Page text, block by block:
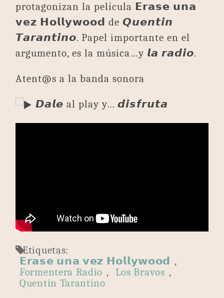
protagonizan la película 𝗘𝗿𝗮𝘀𝗲 𝘂𝗻𝗮
𝘃𝗲𝘇 𝗛𝗼𝗹𝗹𝘆𝘄𝗼𝗼𝗱 de 𝙌𝙪𝙚𝙣𝙩𝙞𝙣
𝙏𝙖𝙧𝙖𝙣𝙩𝙞𝙣𝙤. Papel importante en el
argumento, es la música…y 𝙡𝙖 𝙧𝙖𝙙𝙞𝙤.
Atent@s a la banda sonora
𝘿𝙖𝙡𝙚 al play y… 𝙙𝙞𝙨𝙛𝙧𝙪𝙩𝙖
Etiquetas:
𝗘𝗿𝗮𝘀𝗲 𝘂𝗻𝗮 𝘃𝗲𝘇 𝗛𝗼𝗹𝗹𝘆𝘄𝗼𝗼𝗱
,
Formentera Radio , Los Bravos ,
Quentin Tarantino